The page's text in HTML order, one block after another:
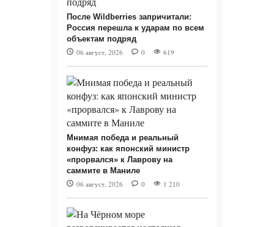
После Wildberries запричитали:
Россия перешла к ударам по всем
объектам подряд
06 август, 2026
0 619
Мнимая победа и реальный
конфуз: как японский министр
«прорвался» к Лаврову на
саммите в Маниле
06 август, 2026
0 1 210